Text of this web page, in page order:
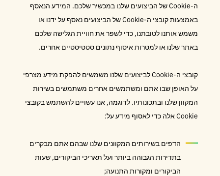
ה-Cookie של הביצועים שלנו במכשיר שלכם. המידע הנאסף
באמצעות קובצי ה-Cookie של הביצועים נאסף על ידנו או
משמש אותנו לטובתנו, כדי לשפר את חוויית הגלישה שלכם
באתר שלנו או למטרות איסוף נתונים סטטיסטיים אחרים.
קובצי ה-Cookie לביצועים שלנו משמשים להפקת מידע מצרפי
על האופן שבו אתם ומשתמשים אחרים משתמשים בשירות
המקוון שלנו ובתכונותיו. לדוגמה, אנו עשויים להשתמש בקובצי
Cookie אלה כדי לאסוף מידע על:
הדפים בשירותים המקוונים שלנו שבהם אתם מבקרים
בתדירות הגבוהה ביותר ועל תאריכי הביקורים, שעות
הביקורים ומקורות התנועה;